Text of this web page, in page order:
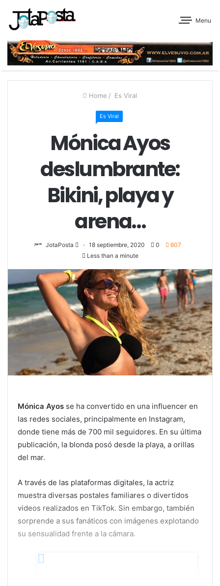
Menu
Home / Es Viral
Es Viral
Mónica Ayos
deslumbrante:
Bikini, playa y
arena…
JotaPosta 18 septiembre, 2020 0
607
Less than a minute
Mónica Ayos se ha convertido en una influencer en
las redes sociales, principalmente en Instagram,
donde tiene más de 700 mil seguidores. En su última
publicación, la blonda posó desde la playa, a orillas
del mar.
A través de las plataformas digitales, la actriz
muestra diversas postales familiares o divertidos
videos realizados en TikTok. Sin embargo, también
sorprende a sus fanáticos con imágenes explotando
su sensualidad frente a la cámara.